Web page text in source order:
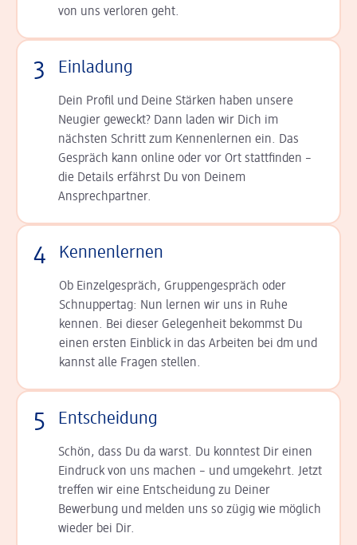
von uns verloren geht.
3 Einladung
Dein Profil und Deine Stär­ken haben unsere
Neugier geweckt? Dann laden wir Dich im
nächsten Schritt zum Kennen­lernen ein. Das
Gespräch kann online oder vor Ort statt­finden –
die Details er­fährst Du von Deinem
Ansprechpartner.
4 Kennenlernen
Ob Einzelgespräch, Grup­pen­gespräch oder
Schnup­per­tag: Nun lernen wir uns in Ruhe
kennen. Bei dieser Gelegenheit bekommst Du
einen ersten Einblick in das Arbeiten bei dm und
kannst alle Fragen stellen.
5 Entscheidung
Schön, dass Du da warst. Du konntest Dir einen
Ein­druck von uns machen – und umgekehrt. Jetzt
tref­fen wir eine Entscheidung zu Deiner
Bewerbung und melden uns so zügig wie möglich
wieder bei Dir.